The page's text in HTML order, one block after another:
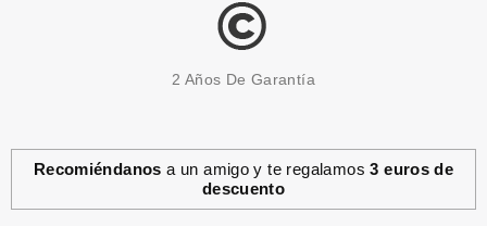
2 Años De Garantía
Recomiéndanos a un amigo y te regalamos3 euros de
descuento